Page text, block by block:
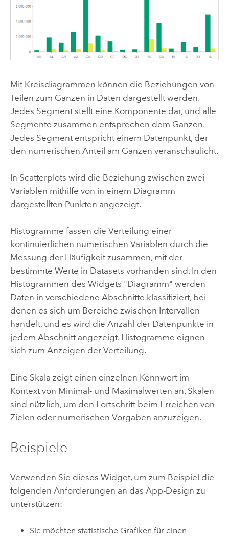
Mit Kreisdiagrammen können die Beziehungen von
Teilen zum Ganzen in Daten dargestellt werden.
Jedes Segment stellt eine Komponente dar, und alle
Segmente zusammen entsprechen dem Ganzen.
Jedes Segment entspricht einem Datenpunkt, der
den numerischen Anteil am Ganzen veranschaulicht.
In Scatterplots wird die Beziehung zwischen zwei
Variablen mithilfe von in einem Diagramm
dargestellten Punkten angezeigt.
Histogramme fassen die Verteilung einer
kontinuierlichen numerischen Variablen durch die
Messung der Häufigkeit zusammen, mit der
bestimmte Werte in Datasets vorhanden sind. In den
Histogrammen des Widgets "Diagramm" werden
Daten in verschiedene Abschnitte klassifiziert, bei
denen es sich um Bereiche zwischen Intervallen
handelt, und es wird die Anzahl der Datenpunkte in
jedem Abschnitt angezeigt. Histogramme eignen
sich zum Anzeigen der Verteilung.
Eine Skala zeigt einen einzelnen Kennwert im
Kontext von Minimal- und Maximalwerten an. Skalen
sind nützlich, um den Fortschritt beim Erreichen von
Zielen oder numerischen Vorgaben anzuzeigen.
Beispiele
Verwenden Sie dieses Widget, um zum Beispiel die
folgenden Anforderungen an das App-Design zu
unterstützen:
Sie möchten statistische Grafiken für einen